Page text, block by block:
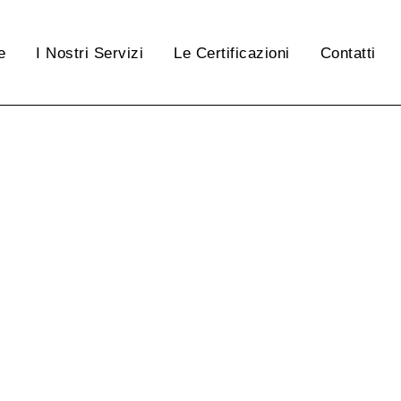
I Nostri Servizi Le Certificazioni Contatti